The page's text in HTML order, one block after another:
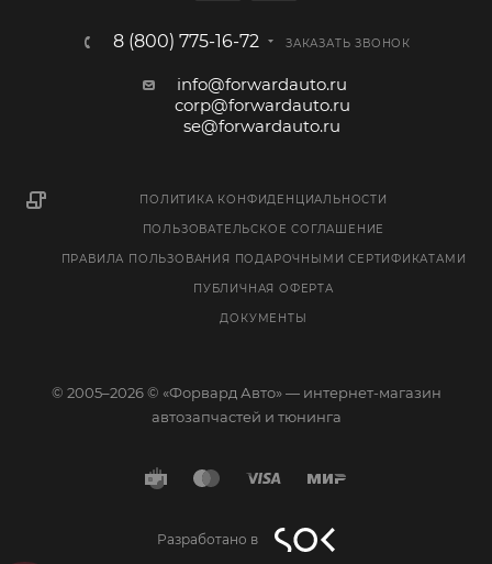
8 (800) 775-16-72 ЗАКАЗАТЬ ЗВОНОК
info@forwardauto.ru
corp@forwardauto.ru
se@forwardauto.ru
ПОЛИТИКА КОНФИДЕНЦИАЛЬНОСТИ
ПОЛЬЗОВАТЕЛЬСКОЕ СОГЛАШЕНИЕ
ПРАВИЛА ПОЛЬЗОВАНИЯ ПОДАРОЧНЫМИ СЕРТИФИКАТАМИ
ПУБЛИЧНАЯ ОФЕРТА
ДОКУМЕНТЫ
© 2005–2026 © «Форвард Авто» — интернет-магазин
автозапчастей и тюнинга
Разработано в